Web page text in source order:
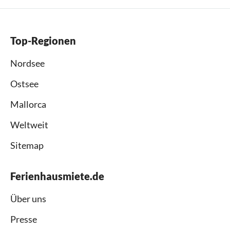
Top-Regionen
Nordsee
Ostsee
Mallorca
Weltweit
Sitemap
Ferienhausmiete.de
Über uns
Presse